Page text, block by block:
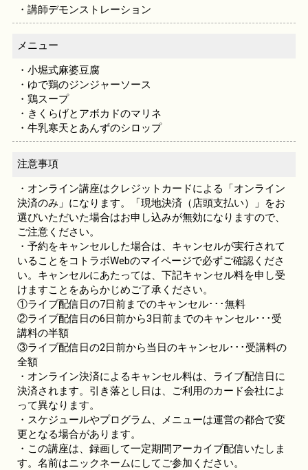
・講師デモンストレーション
メニュー
・小堀式麻婆豆腐
・ゆで鶏のジンジャーソース
・鶏スープ
・きくらげとアボカドのマリネ
・牛乳寒天とあんずのシロップ
注意事項
・オンライン講座はクレジットカードによる「オンライン
決済のみ」になります。「現地決済（店頭支払い）」をお
選びいただいた場合はお申し込みが無効になりますので、
ご注意ください。
・予約をキャンセルした場合は、キャンセルが実行されて
いることをコトラボWebのマイページで必ずご確認くださ
い。キャンセルにあたっては、下記キャンセル料を申し受
けますことをあらかじめご了承ください。
①ライブ配信日の7日前までのキャンセル･･･無料
②ライブ配信日の6日前から3日前までのキャンセル･･･受
講料の半額
③ライブ配信日の2日前から当日のキャンセル･･･受講料の
全額
・オンライン決済によるキャンセル料は、ライブ配信日に
決済されます。引き落とし日は、ご利用のカード会社によ
って異なります。
・スケジュールやプログラム、メニューは運営の都合で変
更となる場合があります。
・この講座は、録画して一定期間アーカイブ配信いたしま
す。名前はニックネームにしてご参加ください。